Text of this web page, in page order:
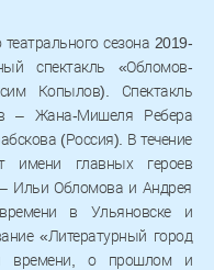
сезона 2019-
спектакль «Обломов-
Копылов). Спектакль
– Жана-Мишеля Ребера
(Россия). В течение
имени главных героев
– Ильи Обломова и Андрея
в Ульяновске и
«Литературный город
времени, о прошлом и